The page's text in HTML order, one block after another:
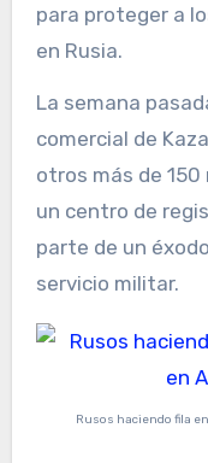
para proteger a
en Rusia.
La semana
comercial de
otros más de
un centro de
parte de un
servicio militar.
Rusos haciendo fila